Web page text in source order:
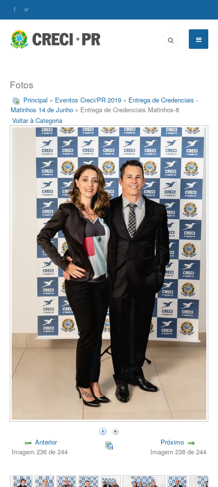
Fotos
Principal » Eventos Creci/PR 2019 » Entrega de Credenciais -
Matinhos 14 de Junho » Entrega de Credenciais Matinhos-8
Voltar à Categoria
Anterior
Imagem 236 de 244
Próximo
Imagem 238 de 244